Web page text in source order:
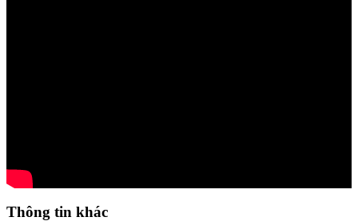
Thông tin khác